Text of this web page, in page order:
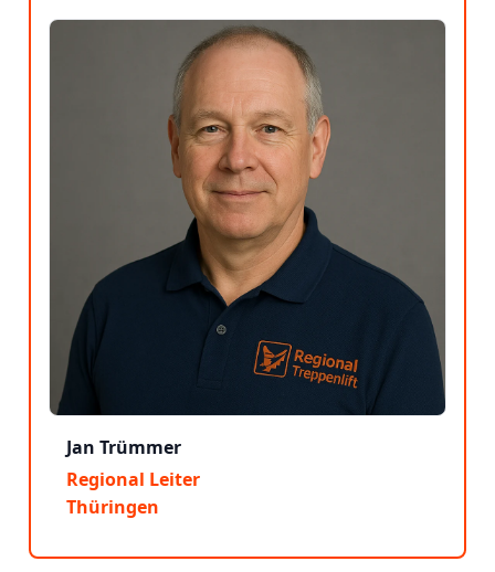
Jan Trümmer
Regional Leiter
Thüringen